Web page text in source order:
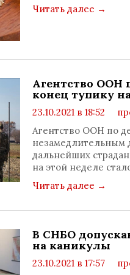
Читать далее →
Агентство ООН
конец тупику
23.10.2021 в 18:52
Агентство ООН по
незамедлительным
дальнейших
на этой неделе
Читать далее →
В СНБО
на каникулы
23.10.2021 в 17:57